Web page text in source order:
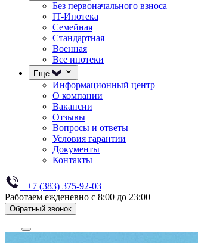
Без первоначального взноса
IT-Ипотека
Семейная
Стандартная
Военная
Все ипотеки
Ещё
Информационный центр
О компании
Вакансии
Отзывы
Вопросы и ответы
Условия гарантии
Документы
Контакты
+7 (383) 375-92-03
Работаем ежденевно с 8:00 до 23:00
Обратный звонок